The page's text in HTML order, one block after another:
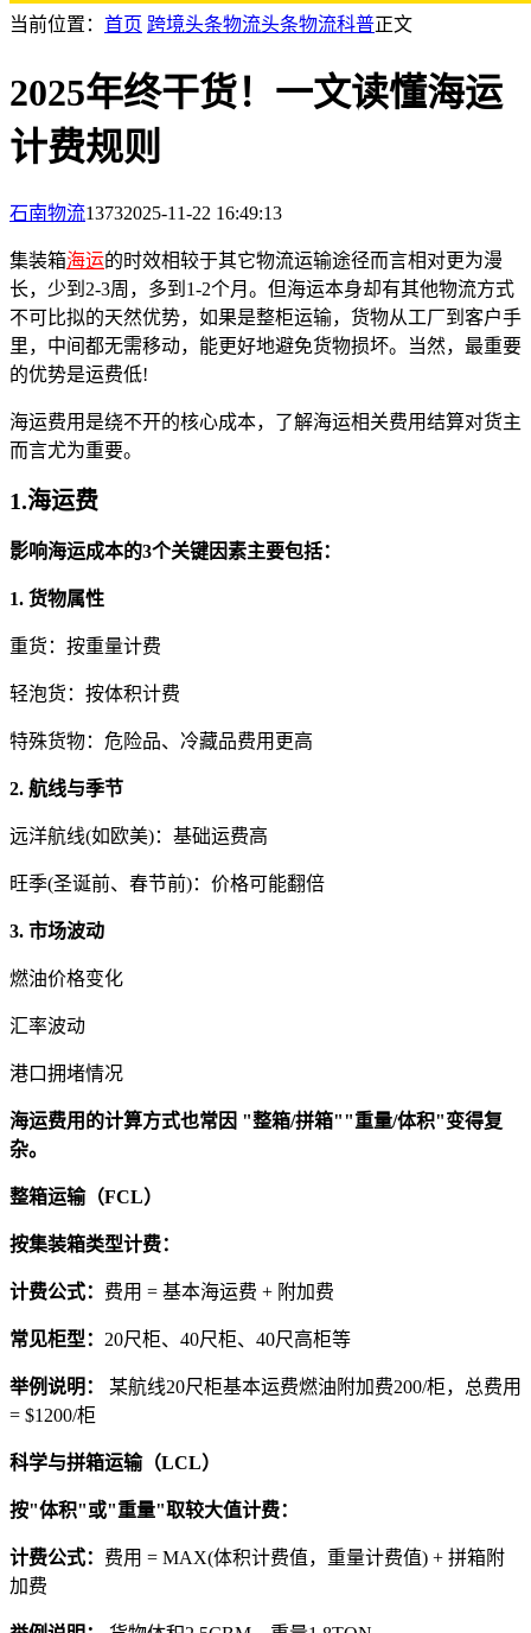
当前位置： 首页 跨境头条物流头条物流科普正文
2025年终干货！一文读懂海运
计费规则
石南物流13732025-11-22 16:49:13
集装箱海运的时效相较于其它物流运输途径而言相对更为漫
长，少到2-3周，多到1-2个月。但海运本身却有其他物流方式
不可比拟的天然优势，如果是整柜运输，货物从工厂到客户手
里，中间都无需移动，能更好地避免货物损坏。当然，最重要
的优势是运费低!
海运费用是绕不开的核心成本，了解海运相关费用结算对货主
而言尤为重要。
1.海运费
影响海运成本的3个关键因素主要包括：
1. 货物属性
重货：按重量计费
轻泡货：按体积计费
特殊货物：危险品、冷藏品费用更高
2. 航线与季节
远洋航线(如欧美)：基础运费高
旺季(圣诞前、春节前)：价格可能翻倍
3. 市场波动
燃油价格变化
汇率波动
港口拥堵情况
海运费用的计算方式也常因 "整箱/拼箱""重量/体积"变得复
杂。
整箱运输（FCL）
按集装箱类型计费：
计费公式： 费用 = 基本海运费 + 附加费
常见柜型： 20尺柜、40尺柜、40尺高柜等
举例说明：
某航线20尺柜基本运费燃油附加费200/柜，总费用
= $1200/柜
科学与拼箱运输（LCL）
按"体积"或"重量"取较大值计费：
计费公式： 费用 = MAX(体积计费值，重量计费值) + 拼箱附
加费